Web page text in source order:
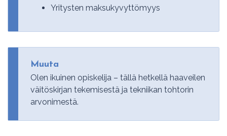
Yritysten maksukyvyttömyys
Muuta
Olen ikuinen opiskelija – tällä hetkellä haaveilen
väitöskirjan tekemisestä ja tekniikan tohtorin
arvonimestä.